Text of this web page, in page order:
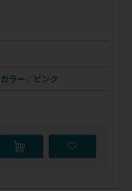
カラー／ ピンク